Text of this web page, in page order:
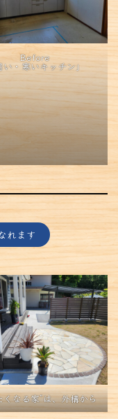
Before
い・寒いキッチン」
れます
くなる家”は、外構から